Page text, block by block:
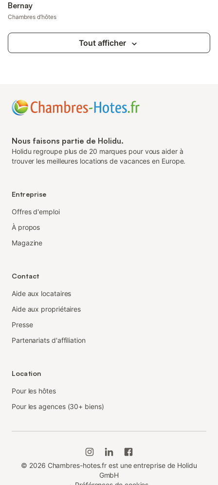
Bernay
Chambres d’hôtes
Tout afficher
Nous faisons partie de Holidu.
Holidu regroupe plus de 20 marques pour vous aider à
trouver les meilleures locations de vacances en Europe.
Entreprise
Offres d'emploi
À propos
Magazine
Contact
Aide aux locataires
Aide aux propriétaires
Presse
Partenariats d'affiliation
Location
Pour les hôtes
Pour les agences (30+ biens)
© 2026 Chambres-hotes.fr est une entreprise de Holidu
GmbH